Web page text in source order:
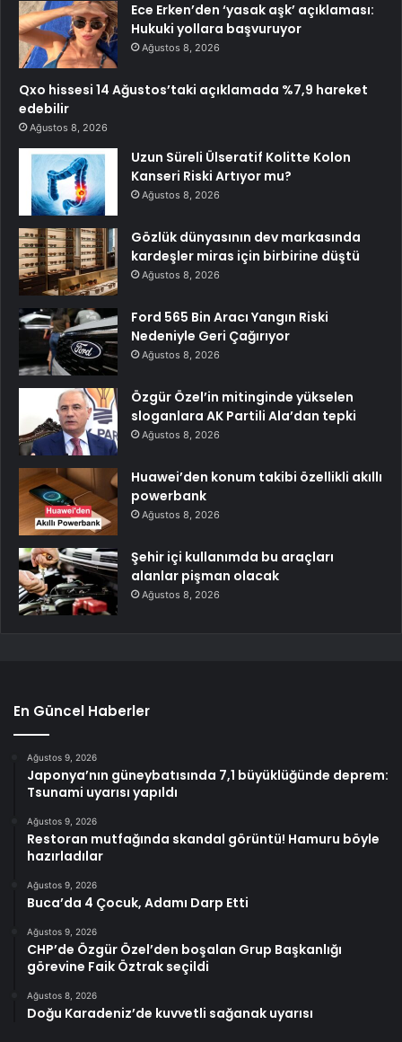
Ece Erken’den ‘yasak aşk’ açıklaması:
Hukuki yollara başvuruyor
Ağustos 8, 2026
Qxo hissesi 14 Ağustos’taki açıklamada %7,9 hareket
edebilir
Ağustos 8, 2026
Uzun Süreli Ülseratif Kolitte Kolon
Kanseri Riski Artıyor mu?
Ağustos 8, 2026
Gözlük dünyasının dev markasında
kardeşler miras için birbirine düştü
Ağustos 8, 2026
Ford 565 Bin Aracı Yangın Riski
Nedeniyle Geri Çağırıyor
Ağustos 8, 2026
Özgür Özel’in mitinginde yükselen
sloganlara AK Partili Ala’dan tepki
Ağustos 8, 2026
Huawei’den konum takibi özellikli akıllı
powerbank
Ağustos 8, 2026
Şehir içi kullanımda bu araçları
alanlar pişman olacak
Ağustos 8, 2026
En Güncel Haberler
Ağustos 9, 2026
Japonya’nın güneybatısında 7,1 büyüklüğünde deprem:
Tsunami uyarısı yapıldı
Ağustos 9, 2026
Restoran mutfağında skandal görüntü! Hamuru böyle
hazırladılar
Ağustos 9, 2026
Buca’da 4 Çocuk, Adamı Darp Etti
Ağustos 9, 2026
CHP’de Özgür Özel’den boşalan Grup Başkanlığı
görevine Faik Öztrak seçildi
Ağustos 8, 2026
Doğu Karadeniz’de kuvvetli sağanak uyarısı